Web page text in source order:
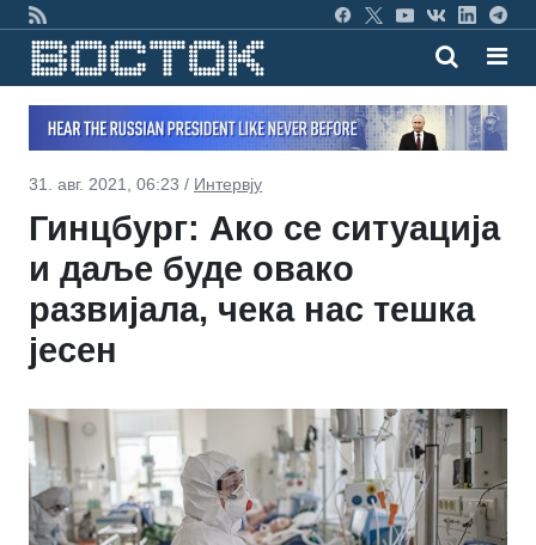
31. авг. 2021, 06:23 / Интервју
Гинцбург: Ако се ситуација
и даље буде овако
развијала, чека нас тешка
јесен